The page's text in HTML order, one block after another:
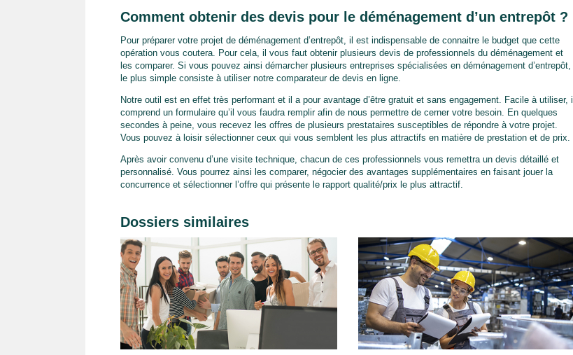
Comment obtenir des devis pour le déménagement d’un entrepôt ?
Pour préparer votre projet de déménagement d’entrepôt, il est indispensable de connaitre le budget que cette
opération vous coutera. Pour cela, il vous faut obtenir plusieurs devis de professionnels du déménagement et
les comparer. Si vous pouvez ainsi démarcher plusieurs entreprises spécialisées en déménagement d’entrepôt,
le plus simple consiste à utiliser notre comparateur de devis en ligne.
Notre outil est en effet très performant et il a pour avantage d’être gratuit et sans engagement. Facile à utiliser, il
comprend un formulaire qu’il vous faudra remplir afin de nous permettre de cerner votre besoin. En quelques
secondes à peine, vous recevez les offres de plusieurs prestataires susceptibles de répondre à votre projet.
Vous pouvez à loisir sélectionner ceux qui vous semblent les plus attractifs en matière de prestation et de prix.
Après avoir convenu d’une visite technique, chacun de ces professionnels vous remettra un devis détaillé et
personnalisé. Vous pourrez ainsi les comparer, négocier des avantages supplémentaires en faisant jouer la
concurrence et sélectionner l’offre qui présente le rapport qualité/prix le plus attractif.
Dossiers similaires